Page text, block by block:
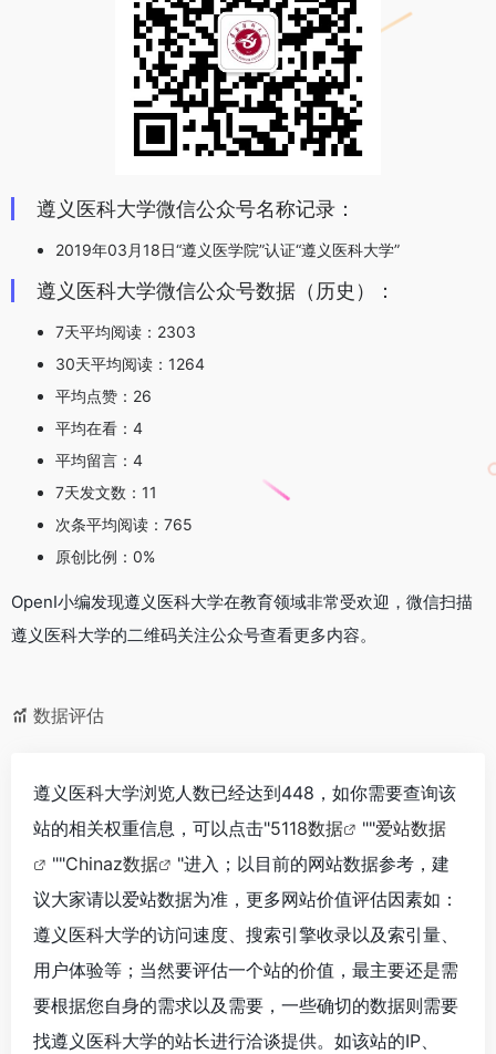
遵义医科大学微信公众号名称记录：
2019年03月18日“遵义医学院”认证“遵义医科大学”
遵义医科大学微信公众号数据（历史）：
7天平均阅读：2303
30天平均阅读：1264
平均点赞：26
平均在看：4
平均留言：4
7天发文数：11
次条平均阅读：765
原创比例：0%
OpenI小编发现遵义医科大学在教育领域非常受欢迎，微信扫描
遵义医科大学的二维码关注公众号查看更多内容。
数据评估
遵义医科大学浏览人数已经达到448，如你需要查询该
站的相关权重信息，可以点击"5118数据 ""爱站数据
""Chinaz数据
"进入；以目前的网站数据参考，建
议大家请以爱站数据为准，更多网站价值评估因素如：
遵义医科大学的访问速度、搜索引擎收录以及索引量、
用户体验等；当然要评估一个站的价值，最主要还是需
要根据您自身的需求以及需要，一些确切的数据则需要
找遵义医科大学的站长进行洽谈提供。如该站的IP、